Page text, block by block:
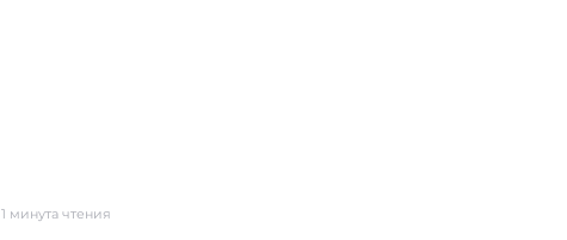
1 минута чтения